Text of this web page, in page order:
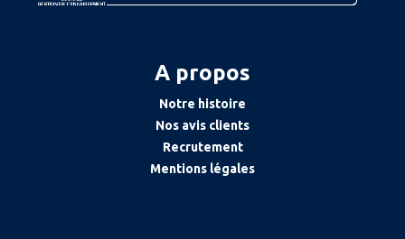
A propos
Notre histoire
Nos avis clients
Recrutement
Mentions légales